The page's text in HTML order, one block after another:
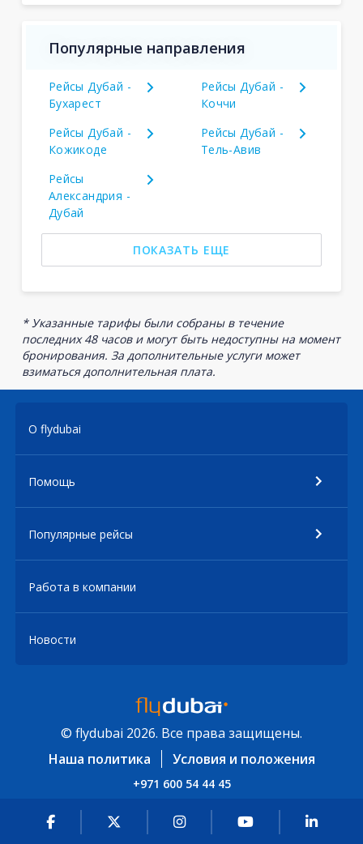
Популярные направления
Рейсы Дубай -
Бухарест
Рейсы Дубай -
Коччи
Рейсы Дубай -
Кожикоде
Рейсы Дубай -
Тель-Авив
Рейсы
Александрия -
Дубай
ПОКАЗАТЬ ЕЩЕ
* Указанные тарифы были собраны в течение
последних 48 часов и могут быть недоступны на момент
бронирования. За дополнительные услуги может
взиматься дополнительная плата.
О flydubai
Помощь
Популярные рейсы
Работа в компании
Новости
© flydubai 2026. Все права защищены.
Наша политика
Условия и положения
+971 600 54 44 45